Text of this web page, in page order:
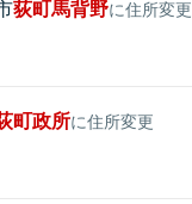
荻町馬背野に住所変更
町政所に住所変更